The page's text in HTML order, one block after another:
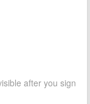
after you sign